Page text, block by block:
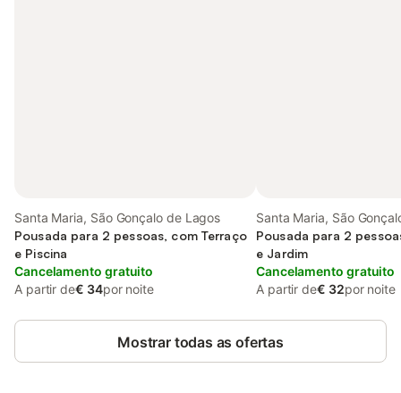
Santa Maria, São Gonçalo de Lagos
Pousada para 2 pessoas, com Terraço
e Piscina
Cancelamento gratuito
A partir de€ 34por noite
Santa Maria, São
Pousada para 2
e Jardim
Cancelamento gratuito
A partir de€ 32por noite
Mostrar todas as ofertas